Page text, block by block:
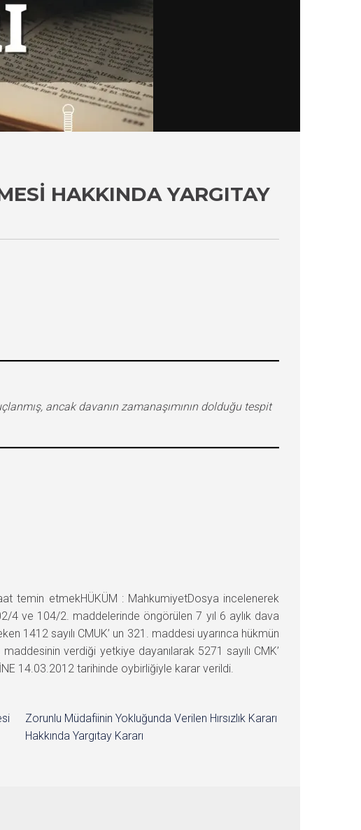
HAKKINDA YARGITAY
ancak davanın zamanaşımının dolduğu tespit
temin etmekHÜKÜM : MahkumiyetDosya incelenerek
4 ve 104/2. maddelerinde öngörülen 7 yıl 6 aylık dava
1412 sayılı CMUK’ un 321. maddesi uyarınca hükmün
verdiği yetkiye dayanılarak 5271 sayılı CMK’
14.03.2012 tarihinde oybirliğiyle karar verildi.
Zorunlu Müdafiinin Yokluğunda Verilen Hırsızlık Kararı
Hakkında Yargıtay Kararı